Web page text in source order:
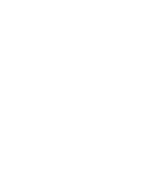
red de distribuidores.
a nuestro ecosistema.